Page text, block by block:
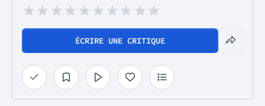
ÉCRIRE UNE CRITIQUE